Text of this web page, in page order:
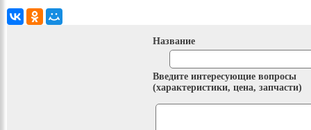
Название
Введите интересующие вопросы
(характеристики, цена, запчасти)